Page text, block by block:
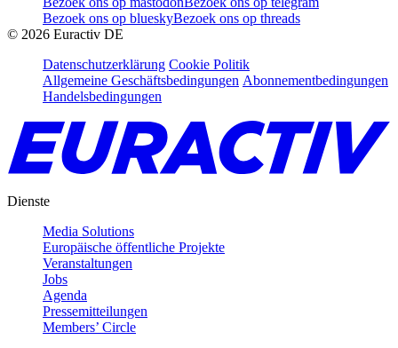
Bezoek ons op blueskyBezoek ons op threads
© 2026 Euractiv DE
Datenschutzerklärung Cookie Politik
Allgemeine Geschäftsbedingungen Abonnementbedingungen
Handelsbedingungen
Dienste
Media Solutions
Europäische öffentliche Projekte
Veranstaltungen
Jobs
Agenda
Pressemitteilungen
Members’ Circle